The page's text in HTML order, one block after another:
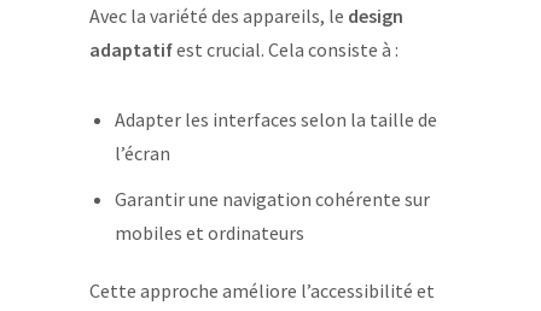
Avec la variété des appareils, le design
adaptatifest crucial. Cela consiste à :
Adapter les interfaces selon la taille de
l’écran
Garantir une navigation cohérente sur
mobiles et ordinateurs
Cette approche améliore l’accessibilité et